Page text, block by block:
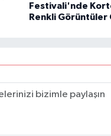
Festivali'nde
Renkli Görüntüler